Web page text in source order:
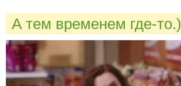
А тем временем где-то.)